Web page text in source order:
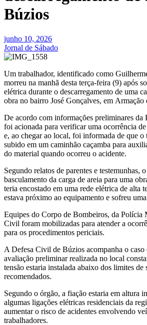
Búzios
junho 10, 2026
Jornal de Sábado
Um trabalhador, identificado como
morreu na manhã desta terça-feira (9) após
elétrica durante o descarregamento de uma
obra no bairro José Gonçalves, em Armação
De acordo com informações preliminares
foi acionada para verificar uma ocorrência
e, ao chegar ao local, foi informada de que o
subido em um caminhão caçamba para
do material quando ocorreu o acidente.
Segundo relatos de parentes e testemunhas,
basculamento da carga de areia para uma
teria encostado em uma rede elétrica de alta
estava próximo ao equipamento e sofreu
Equipes do Corpo de Bombeiros, da Polícia
Civil foram mobilizadas para atender a
para os procedimentos periciais.
A Defesa Civil de Búzios acompanha o
avaliação preliminar realizada no local
tensão estaria instalada abaixo dos limites de
recomendados.
Segundo o órgão, a fiação estaria em altura
algumas ligações elétricas residenciais da
aumentar o risco de acidentes envolvendo
trabalhadores.